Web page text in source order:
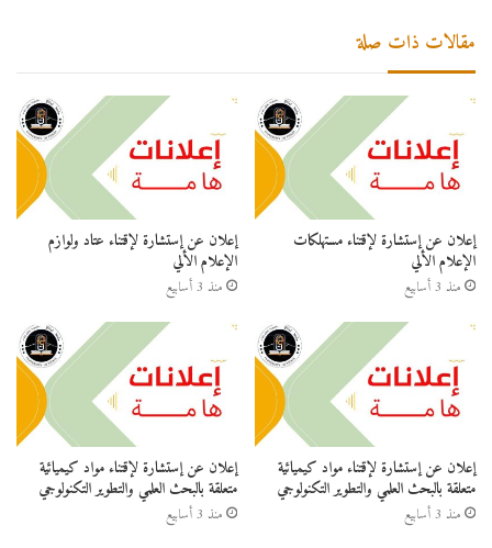
مقالات ذات صلة
إعلان عن إستشارة لإقتناء مستهلكات
الإعلام الألي
منذ 3 أسابيع
إعلان عن إستشارة لإقتناء عتاد ولوازم
الإعلام الألي
منذ 3 أسابيع
إعلان عن إستشارة لإقتناء مواد كيميائية
متعلقة بالبحث العلمي والتطوير التكنولوجي
منذ 3 أسابيع
إعلان عن إستشارة لإقتناء مواد كيميائية
متعلقة بالبحث العلمي والتطوير التكنولوجي
منذ 3 أسابيع